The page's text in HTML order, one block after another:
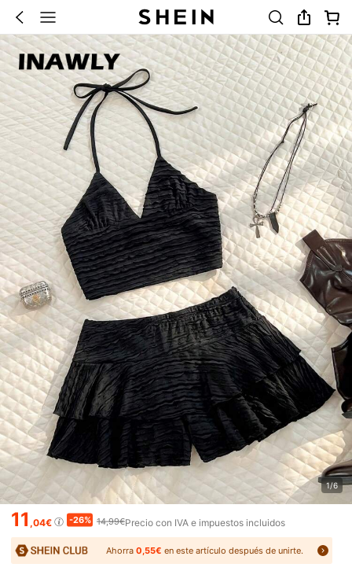
1/6
11 ,04€ -26% 14,99€Precio con IVA e impuestos incluidos
Ahorra0,55€ en este artículo después de unirte.